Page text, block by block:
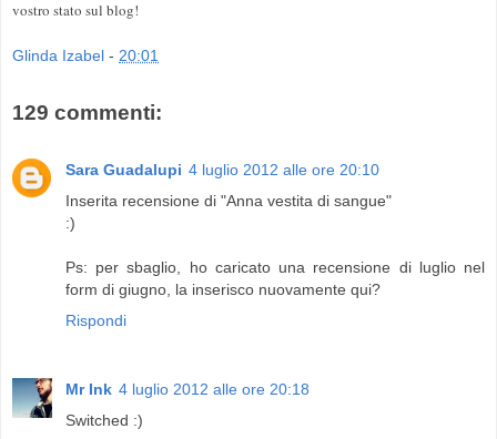
vostro stato sul blog!
Glinda Izabel - 20:01
129 commenti:
Sara Guadalupi 4 luglio 2012 alle ore 20:10
Inserita recensione di "Anna vestita di sangue"
:)
Ps: per sbaglio, ho caricato una recensione di luglio nel
form di giugno, la inserisco nuovamente qui?
Rispondi
Mr Ink 4 luglio 2012 alle ore 20:18
Switched :)